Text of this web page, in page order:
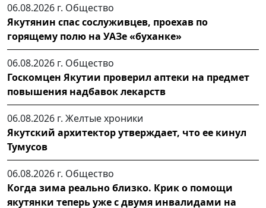
06.08.2026 г. Общество
Якутянин спас сослуживцев, проехав по
горящему полю на УАЗе «буханке»
06.08.2026 г. Общество
Госкомцен Якутии проверил аптеки на предмет
повышения надбавок лекарств
06.08.2026 г. Желтые хроники
Якутский архитектор утверждает, что ее кинул
Тумусов
06.08.2026 г. Общество
Когда зима реально близко. Крик о помощи
якутянки теперь уже с двумя инвалидами на